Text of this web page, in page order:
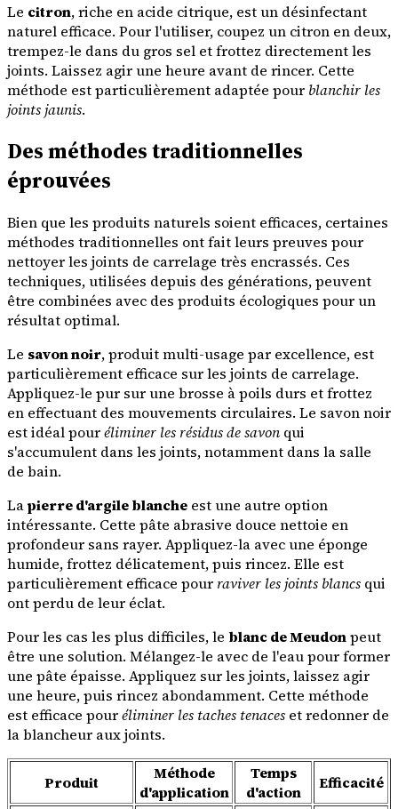
Le citron, riche en acide citrique, est un désinfectant
naturel efficace. Pour l'utiliser, coupez un citron en deux,
trempez-le dans du gros sel et frottez directement les
joints. Laissez agir une heure avant de rincer. Cette
méthode est particulièrement adaptée pour blanchir les
joints jaunis.
Des méthodes traditionnelles
éprouvées
Bien que les produits naturels soient efficaces, certaines
méthodes traditionnelles ont fait leurs preuves pour
nettoyer les joints de carrelage très encrassés. Ces
techniques, utilisées depuis des générations, peuvent
être combinées avec des produits écologiques pour un
résultat optimal.
Le savon noir, produit multi-usage par excellence, est
particulièrement efficace sur les joints de carrelage.
Appliquez-le pur sur une brosse à poils durs et frottez
en effectuant des mouvements circulaires. Le savon noir
est idéal pouréliminer les résidus de savon qui
s'accumulent dans les joints, notamment dans la salle
de bain.
Lapierre d'argile blanche est une autre option
intéressante. Cette pâte abrasive douce nettoie en
profondeur sans rayer. Appliquez-la avec une éponge
humide, frottez délicatement, puis rincez. Elle est
particulièrement efficace pour raviver les joints blancs qui
ont perdu de leur éclat.
Pour les cas les plus difficiles, le blanc de Meudonpeut
être une solution. Mélangez-le avec de l'eau pour former
une pâte épaisse. Appliquez sur les joints, laissez agir
une heure, puis rincez abondamment. Cette méthode
est efficace pouréliminer les taches tenaces et redonner de
la blancheur aux joints.
Produit
Méthode
d'application
Temps
d'action
Efficacité